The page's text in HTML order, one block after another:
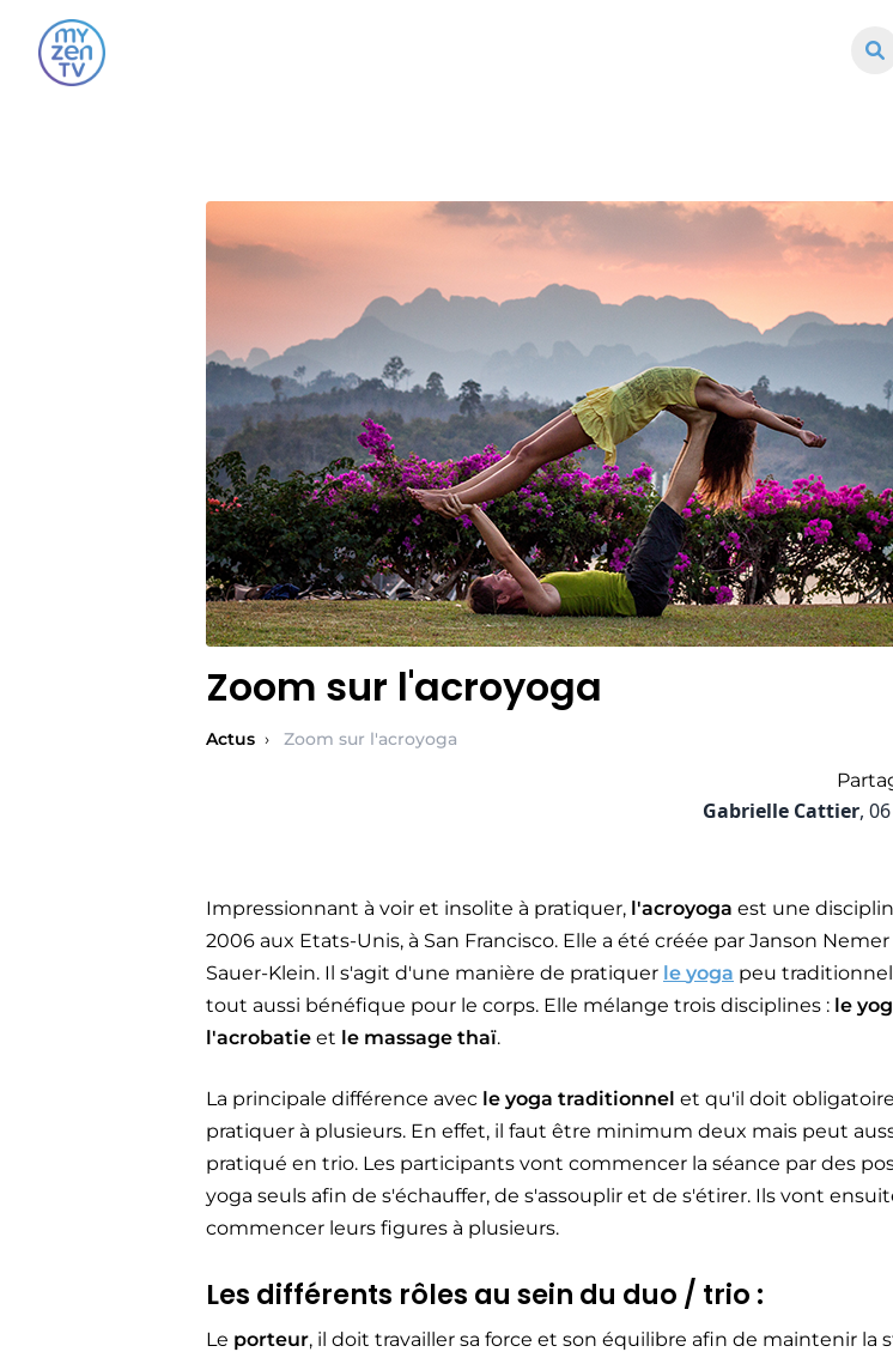
Zoom sur l'acroyoga
Actus › Zoom sur l'acroyoga
Gabrielle Cattier,
Impressionnant à voir et insolite à pratiquer, l'acroyoga est une
2006 aux Etats-Unis, à San Francisco. Elle a été créée par Janson
Sauer-Klein. Il s'agit d'une manière de pratiquer le yoga peu
tout aussi bénéfique pour le corps. Elle mélange trois disciplines : le
l'acrobatie et le massage thaï.
La principale différence avec le yoga traditionnel et qu'il doit
pratiquer à plusieurs. En effet, il faut être minimum deux mais peut
pratiqué en trio. Les participants vont commencer la séance par des
yoga seuls afin de s'échauffer, de s'assouplir et de s'étirer. Ils vont
commencer leurs figures à plusieurs.
Les différents rôles au sein du duo / trio :
Le porteur, il doit travailler sa force et son équilibre afin de maintenir la